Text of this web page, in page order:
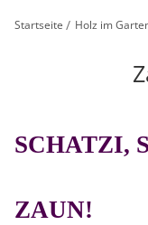
Startseite Holz im
SCHATZI,
ZAUN!